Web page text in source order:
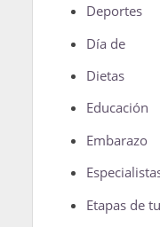
Deportes
Día de
Dietas
Educación
Embarazo
Etapas de